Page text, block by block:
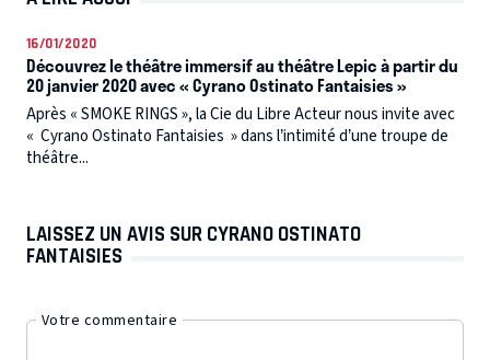
16/01/2020
Découvrez le théâtre immersif au théâtre Lepic à partir du
20 janvier 2020 avec « Cyrano Ostinato Fantaisies »
Après « SMOKE RINGS », la Cie du Libre Acteur nous invite avec
« Cyrano Ostinato Fantaisies » dans l’intimité d’une troupe de
théâtre...
LAISSEZ UN AVIS SUR CYRANO OSTINATO
FANTAISIES
Votre commentaire